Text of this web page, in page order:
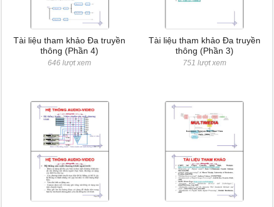
Tài liệu tham khảo Đa truyền
thông (Phần 4)
646 lượt xem
Tài liệu tham khảo Đa truyền
thông (Phần 3)
751 lượt xem